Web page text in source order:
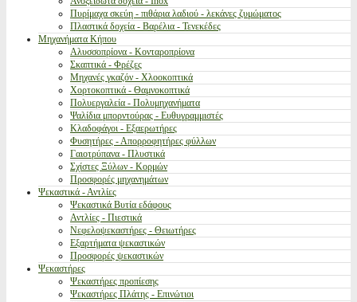
Πυρίμαχα σκεύη - πιθάρια λαδιού - λεκάνες ζυμώματος
Πλαστικά δοχεία - Βαρέλια - Τενεκέδες
Μηχανήματα Κήπου
Αλυσσοπρίονα - Κονταροπρίονα
Σκαπτικά - Φρέζες
Μηχανές γκαζόν - Χλοοκοπτικά
Χορτοκοπτικά - Θαμνοκοπτικά
Πολυεργαλεία - Πολυμηχανήματα
Ψαλίδια μπορντούρας - Ευθυγραμμιστές
Κλαδοφάγοι - Εξαερωτήρες
Φυσητήρες - Απορροφητήρες φύλλων
Γαιοτρύπανα - Πλυστικά
Σχίστες Ξύλων - Κορμών
Προσφορές μηχανημάτων
Ψεκαστικά - Αντλίες
Ψεκαστικά Βυτία εδάφους
Αντλίες - Πιεστικά
Νεφελοψεκαστήρες - Θειωτήρες
Εξαρτήματα ψεκαστικών
Προσφορές ψεκαστικών
Ψεκαστήρες
Ψεκαστήρες προπίεσης
Ψεκαστήρες Πλάτης - Επινώτιοι